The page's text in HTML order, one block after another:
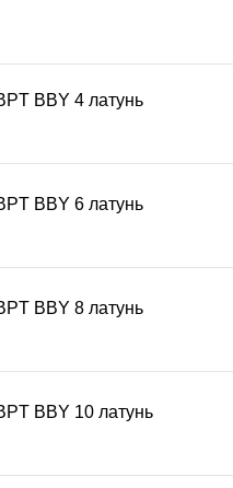
BBY 4 латунь
BBY 6 латунь
BBY 8 латунь
BBY 10 латунь